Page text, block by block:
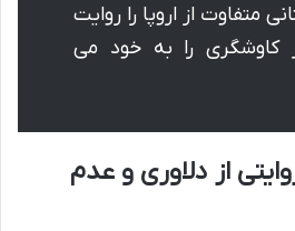
متفاوت از اروپا را روایت
را به خود می
از دلاوری و عدم